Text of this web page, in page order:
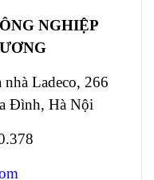
NGHIỆP
Ladeco, 266
Đình, Hà Nội